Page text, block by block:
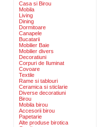
Casa si Birou
Mobila
Living
Dining
Dormitoare
Canapele
Bucatarii
Mobilier Baie
Mobilier divers
Decoratiuni
Corpuri de Iluminat
Covoare
Textile
Rame si tablouri
Ceramica si sticlarie
Diverse decoratiuni
Birou
Mobila birou
Accesorii birou
Papetarie
Alte produse birotica